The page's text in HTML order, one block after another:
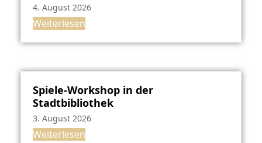
4. August 2026
Weiterlesen
Spiele-Workshop in der
Stadtbibliothek
3. August 2026
Weiterlesen